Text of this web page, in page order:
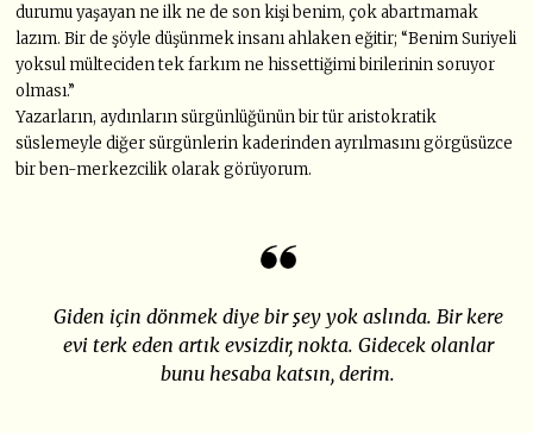
durumu yaşayan ne ilk ne de son kişi benim, çok abartmamak
lazım. Bir de şöyle düşünmek insanı ahlaken eğitir; “Benim Suriyeli
yoksul mülteciden tek farkım ne hissettiğimi birilerinin soruyor
olması.”
Yazarların, aydınların sürgünlüğünün bir tür aristokratik
süslemeyle diğer sürgünlerin kaderinden ayrılmasını görgüsüzce
bir ben-merkezcilik olarak görüyorum.
Giden için dönmek diye bir şey yok aslında. Bir kere
evi terk eden artık evsizdir, nokta. Gidecek olanlar
bunu hesaba katsın, derim.